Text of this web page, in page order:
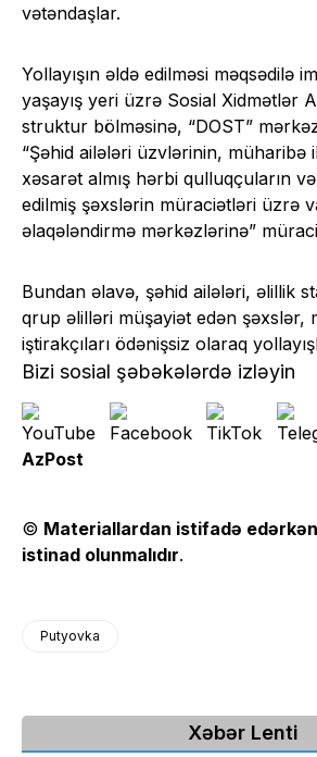
vətəndaşlar.
Yollayışın əldə edilməsi məqsədilə
yaşayış yeri üzrə Sosial Xidmətlər
struktur bölməsinə, “DOST”
“Şəhid ailələri üzvlərinin, müharibə
xəsarət almış hərbi qulluqçuların
edilmiş şəxslərin müraciətləri üzrə
əlaqələndirmə mərkəzlərinə”
Bundan əlavə, şəhid ailələri, əlillik
qrup əlilləri müşayiət edən şəxslər,
iştirakçıları ödənişsiz olaraq
Bizi sosial şəbəkələrdə izləyin
AzPost
© Materiallardan istifadə
istinad olunmalıdır.
Putyovka
Xəbər Lenti